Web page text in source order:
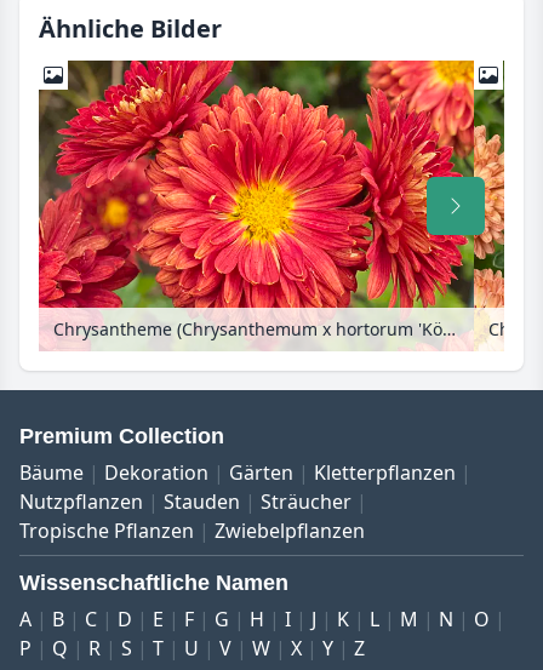
Ähnliche Bilder
Chrysantheme (Chrysanthemum x hortorum 'Königssohn')
Premium Collection
Bäume Dekoration Gärten
Kletterpflanzen
Nutzpflanzen
Stauden
Sträucher
Tropische Pflanzen
Zwiebelpflanzen
Wissenschaftliche Namen
A B C D E F G H I J K L M N
O
P
Q R S T U V W X Y Z